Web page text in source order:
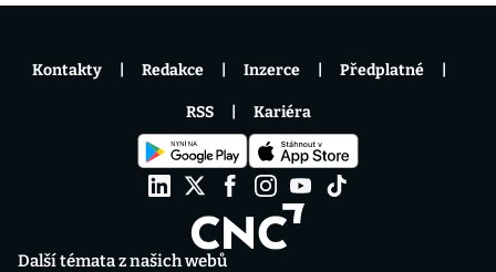
Další témata z našich webů
Kontakty Redakce Inzerce Předplatné
RSS Kariéra